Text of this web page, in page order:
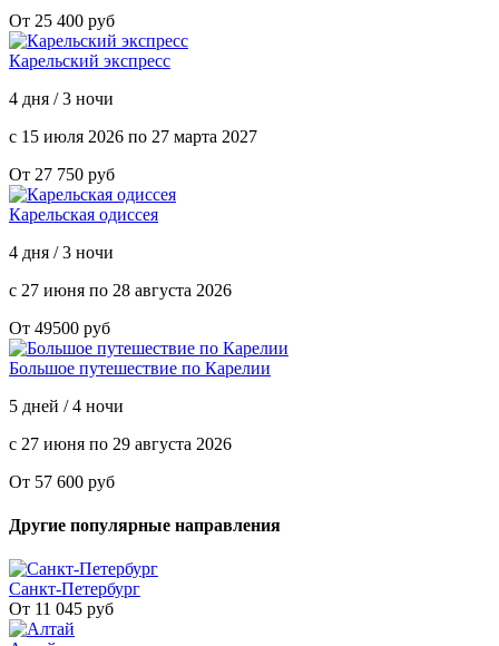
От 25 400 руб
Карельский экспресс
4 дня / 3 ночи
с 15 июля 2026 по 27 марта 2027
От 27 750 руб
Карельская одиссея
4 дня / 3 ночи
с 27 июня по 28 августа 2026
От 49500 руб
Большое путешествие по Карелии
5 дней / 4 ночи
с 27 июня по 29 августа 2026
От 57 600 руб
Другие популярные направления
Санкт-Петербург
От 11 045 руб